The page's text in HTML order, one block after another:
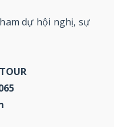
dự hội nghị, sự